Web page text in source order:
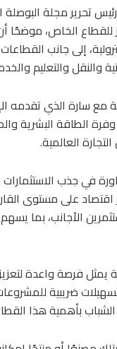
تحرير مجلة
للقطاع الخاص،
إلى جانب القطاعات
والنقل والتعليم
مع سارة الذي تقدمه
الطاقة البشرية
العالمية.
في جذب الاستثمارات
على مستوى
الأجانب، بما
يمثل فرصة واعدة
ضريبية
الشباب بأهمية هذا